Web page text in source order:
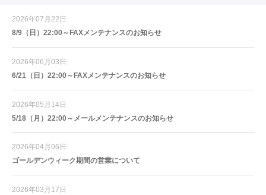
2026年07月22日
8/9（日）22:00～FAXメンテナンスのお知らせ
2026年06月03日
6/21（日）22:00～FAXメンテナンスのお知らせ
2026年05月14日
5/18（月）22:00～メールメンテナンスのお知らせ
2026年04月06日
ゴールデンウィーク期間の営業について
2026年03月17日